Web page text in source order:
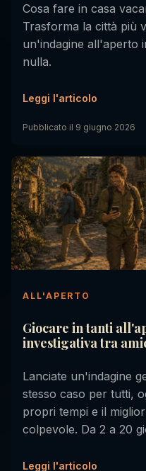
Cosa fare in casa
Trasforma la città più
un'indagine all'aperto
nulla.
Leggi l'articolo
Pubblicato il 9 giugno 2026
ALL'APERTO
Giocare in tanti
investigativa tra
Lanciate un'indagine
stesso caso per tutti,
propri tempi e il
colpevole. Da 2 a 20
Leggi l'articolo